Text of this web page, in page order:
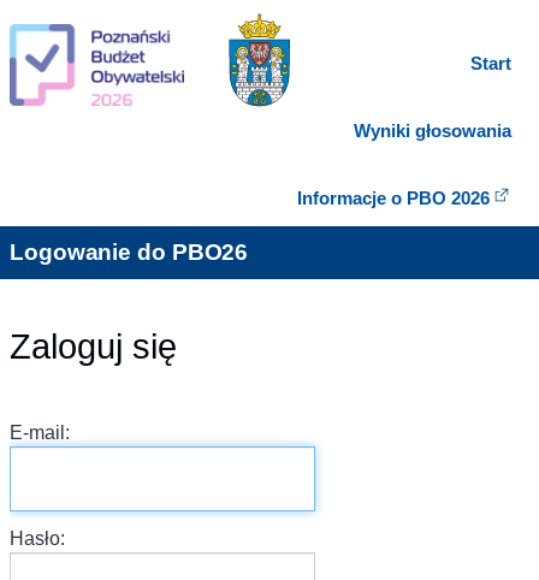
Start
Wyniki głosowania
Informacje o PBO 2026
Logowanie do PBO26
Zaloguj się
E-mail:
Hasło: